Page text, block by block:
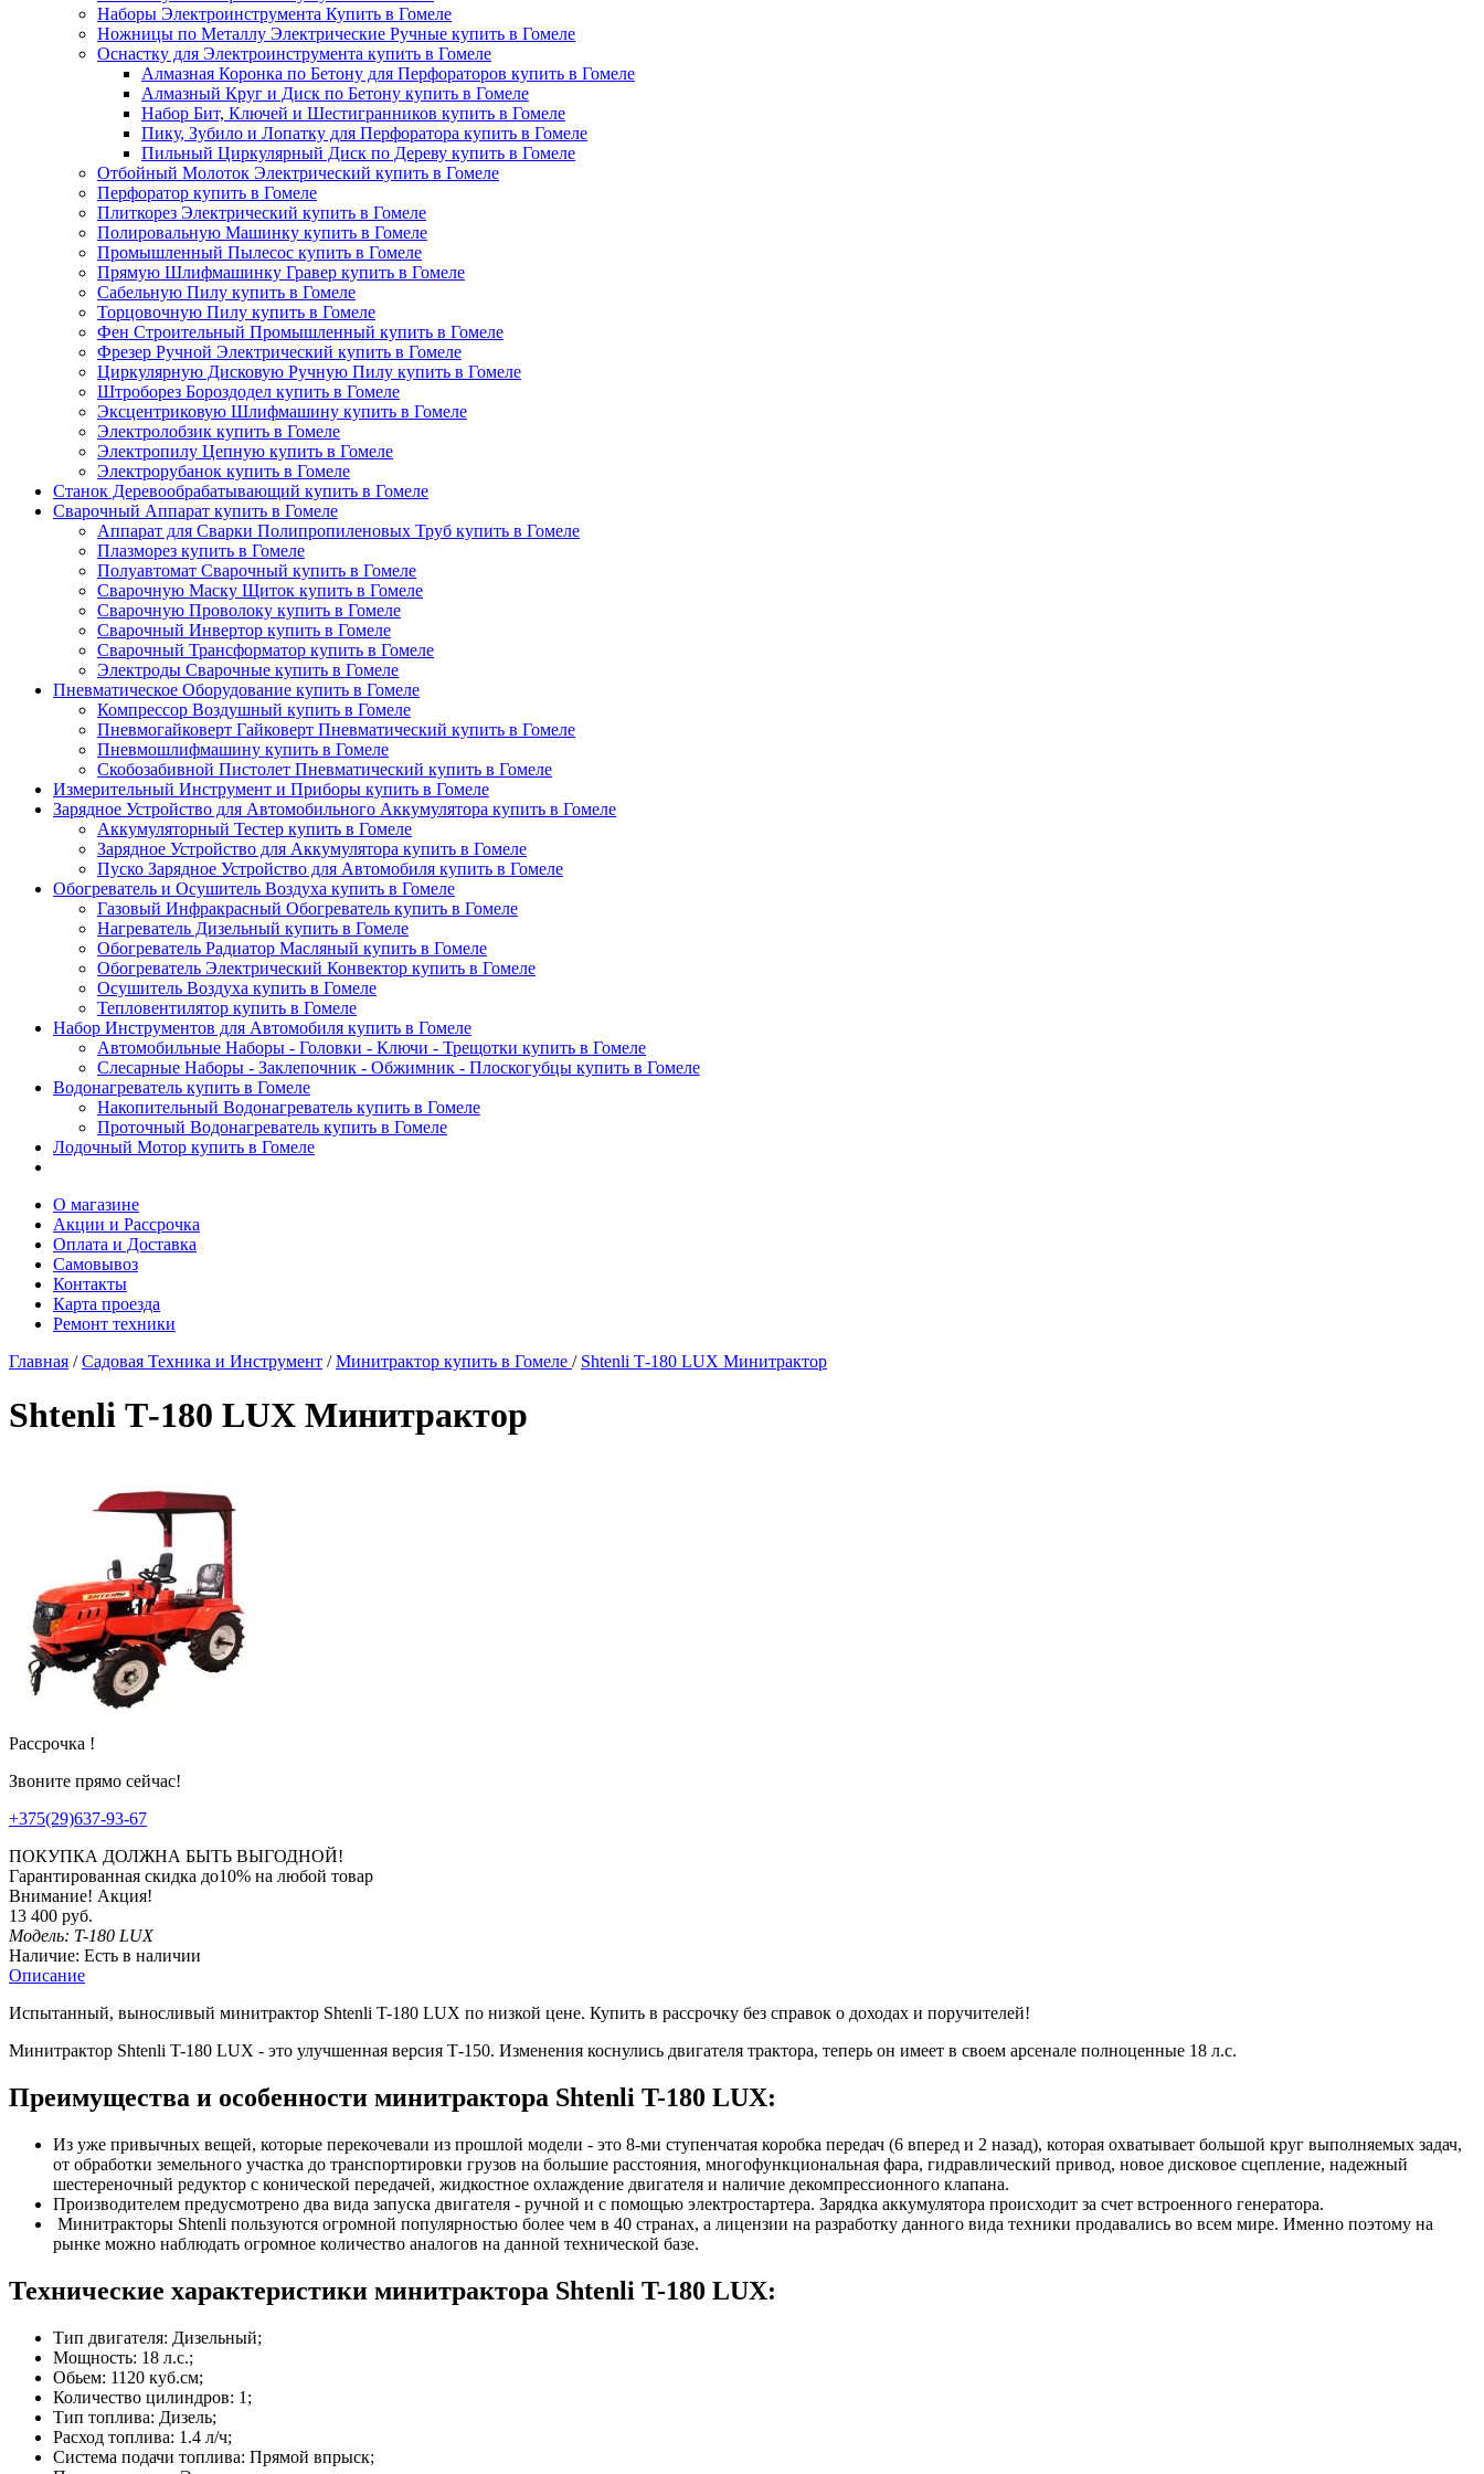
Наборы Электроинструмента Купить в Гомеле
Ножницы по Металлу Электрические Ручные купить в Гомеле
Оснастку для Электроинструмента купить в Гомеле
Алмазная Коронка по Бетону для Перфораторов купить в Гомеле
Алмазный Круг и Диск по Бетону купить в Гомеле
Набор Бит, Ключей и Шестигранников купить в Гомеле
Пику, Зубило и Лопатку для Перфоратора купить в Гомеле
Пильный Циркулярный Диск по Дереву купить в Гомеле
Отбойный Молоток Электрический купить в Гомеле
Перфоратор купить в Гомеле
Плиткорез Электрический купить в Гомеле
Полировальную Машинку купить в Гомеле
Промышленный Пылесос купить в Гомеле
Прямую Шлифмашинку Гравер купить в Гомеле
Сабельную Пилу купить в Гомеле
Торцовочную Пилу купить в Гомеле
Фен Строительный Промышленный купить в Гомеле
Фрезер Ручной Электрический купить в Гомеле
Циркулярную Дисковую Ручную Пилу купить в Гомеле
Штроборез Бороздодел купить в Гомеле
Эксцентриковую Шлифмашину купить в Гомеле
Электролобзик купить в Гомеле
Электропилу Цепную купить в Гомеле
Электрорубанок купить в Гомеле
Станок Деревообрабатывающий купить в Гомеле
Сварочный Аппарат купить в Гомеле
Аппарат для Сварки Полипропиленовых Труб купить в Гомеле
Плазморез купить в Гомеле
Полуавтомат Сварочный купить в Гомеле
Сварочную Маску Щиток купить в Гомеле
Сварочную Проволоку купить в Гомеле
Сварочный Инвертор купить в Гомеле
Сварочный Трансформатор купить в Гомеле
Электроды Сварочные купить в Гомеле
Пневматическое Оборудование купить в Гомеле
Компрессор Воздушный купить в Гомеле
Пневмогайковерт Гайковерт Пневматический купить в Гомеле
Пневмошлифмашину купить в Гомеле
Скобозабивной Пистолет Пневматический купить в Гомеле
Измерительный Инструмент и Приборы купить в Гомеле
Зарядное Устройство для Автомобильного Аккумулятора купить в Гомеле
Аккумуляторный Тестер купить в Гомеле
Зарядное Устройство для Аккумулятора купить в Гомеле
Пуско Зарядное Устройство для Автомобиля купить в Гомеле
Обогреватель и Осушитель Воздуха купить в Гомеле
Газовый Инфракрасный Обогреватель купить в Гомеле
Нагреватель Дизельный купить в Гомеле
Обогреватель Радиатор Масляный купить в Гомеле
Обогреватель Электрический Конвектор купить в Гомеле
Осушитель Воздуха купить в Гомеле
Тепловентилятор купить в Гомеле
Набор Инструментов для Автомобиля купить в Гомеле
Автомобильные Наборы - Головки - Ключи - Трещотки купить в Гомеле
Слесарные Наборы - Заклепочник - Обжимник - Плоскогубцы купить в Гомеле
Водонагреватель купить в Гомеле
Накопительный Водонагреватель купить в Гомеле
Проточный Водонагреватель купить в Гомеле
Лодочный Мотор купить в Гомеле
О магазине
Акции и Рассрочка
Оплата и Доставка
Самовывоз
Контакты
Карта проезда
Ремонт техники
Главная /Садовая Техника и Инструмент /Минитрактор купить в Гомеле / Shtenli Т-180 LUX Минитрактор
Shtenli Т-180 LUX Минитрактор
Рассрочка !
Звоните прямо сейчас!
+375(29)637-93-67
ПОКУПКА ДОЛЖНА БЫТЬ ВЫГОДНОЙ!
Гарантированная скидка до10% на любой товар
Внимание! Акция!
13 400 руб.
Модель: T-180 LUX
Наличие: Есть в наличии
Описание
Испытанный, выносливый минитрактор Shtenli T-180 LUX по низкой цене. Купить в рассрочку без справок о доходах и поручителей!
Минитрактор Shtenli T-180 LUX - это улучшенная версия Т-150. Изменения коснулись двигателя трактора, теперь он имеет в своем арсенале полноценные 18 л.с.
Преимущества и особенности минитрактора Shtenli T-180 LUX:
Из уже привычных вещей, которые перекочевали из прошлой модели - это 8-ми ступенчатая коробка передач (6 вперед и 2 назад), которая охватывает большой круг выполняемых задач,
от обработки земельного участка до транспортировки грузов на большие расстояния, многофункциональная фара, гидравлический привод, новое дисковое сцепление, надежный
шестереночный редуктор с конической передачей, жидкостное охлаждение двигателя и наличие декомпрессионного клапана.
Производителем предусмотрено два вида запуска двигателя - ручной и с помощью электростартера. Зарядка аккумулятора происходит за счет встроенного генератора.
Минитракторы Shtenli пользуются огромной популярностью более чем в 40 странах, а лицензии на разработку данного вида техники продавались во всем мире. Именно поэтому на
рынке можно наблюдать огромное количество аналогов на данной технической базе.
Технические характеристики минитрактора Shtenli T-180 LUX:
Тип двигателя: Дизельный;
Мощность: 18 л.с.;
Обьем: 1120 куб.см;
Количество цилиндров: 1;
Тип топлива: Дизель;
Расход топлива: 1.4 л/ч;
Система подачи топлива: Прямой впрыск;